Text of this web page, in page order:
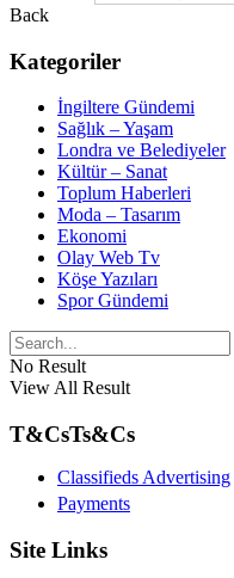
Back
Kategoriler
İngiltere Gündemi
Sağlık – Yaşam
Londra ve Belediyeler
Kültür – Sanat
Toplum Haberleri
Moda – Tasarım
Ekonomi
Olay Web Tv
Köşe Yazıları
Spor Gündemi
No Result
View All Result
T&CsTs&Cs
Classifieds Advertising
Payments
Site Links